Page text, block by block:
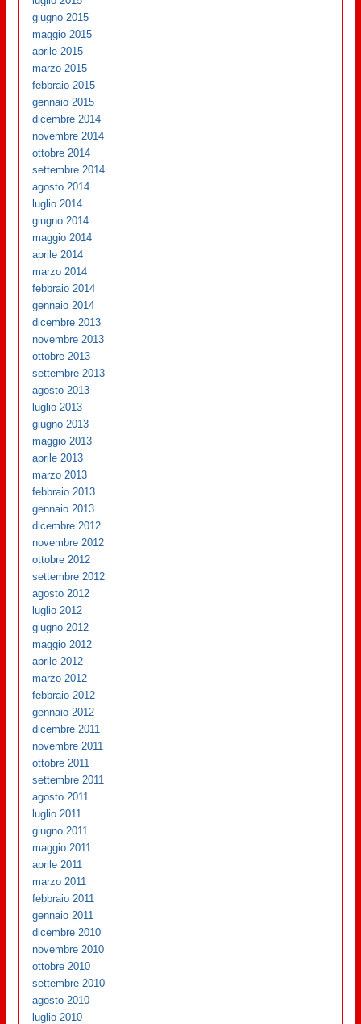
giugno 2015
maggio 2015
aprile 2015
marzo 2015
febbraio 2015
gennaio 2015
dicembre 2014
novembre 2014
ottobre 2014
settembre 2014
agosto 2014
luglio 2014
giugno 2014
maggio 2014
aprile 2014
marzo 2014
febbraio 2014
gennaio 2014
dicembre 2013
novembre 2013
ottobre 2013
settembre 2013
agosto 2013
luglio 2013
giugno 2013
maggio 2013
aprile 2013
marzo 2013
febbraio 2013
gennaio 2013
dicembre 2012
novembre 2012
ottobre 2012
settembre 2012
agosto 2012
luglio 2012
giugno 2012
maggio 2012
aprile 2012
marzo 2012
febbraio 2012
gennaio 2012
dicembre 2011
novembre 2011
ottobre 2011
settembre 2011
agosto 2011
luglio 2011
giugno 2011
maggio 2011
aprile 2011
marzo 2011
febbraio 2011
gennaio 2011
dicembre 2010
novembre 2010
ottobre 2010
settembre 2010
agosto 2010
luglio 2010